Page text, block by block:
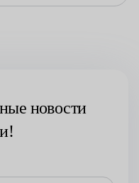
новости